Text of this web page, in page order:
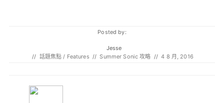
Posted by:
Jesse
// 話題焦點 / Features // Summer Sonic 攻略 // 4 8 月, 2016